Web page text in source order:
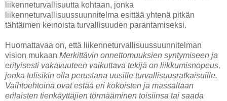
liikenneturvallisuutta kohtaan, jonka
liikenneturvallisuussuunnitelma esittää yhtenä pitkän
tähtäimen keinoista turvallisuuden parantamiseksi.
Huomattavaa on, että liikenneturvallisuussuunnitelman
vision mukaan Merkittävin onnettomuuksien syntymiseen ja
erityisesti vakavuuteen vaikuttava tekijä on liikkumisnopeus,
jonka tulisikin olla perustana uusille turvallisuusratkaisuille.
Vaihtoehtoina ovat estää eri kokoisten ja massaltaan
erilaisten tienkäyttäjien törmääminen toisiinsa tai saada